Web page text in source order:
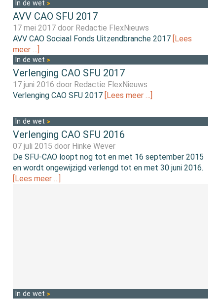
In de wet
AVV CAO SFU 2017
17 mei 2017 door Redactie FlexNieuws
AVV CAO Sociaal Fonds Uitzendbranche 2017 [Lees
meer …]
In de wet
Verlenging CAO SFU 2017
17 juni 2016 door Redactie FlexNieuws
Verlenging CAO SFU 2017 [Lees meer …]
In de wet
Verlenging CAO SFU 2016
07 juli 2015 door Hinke Wever
De SFU-CAO loopt nog tot en met 16 september 2015
en wordt ongewijzigd verlengd tot en met 30 juni 2016.
[Lees meer …]
In de wet